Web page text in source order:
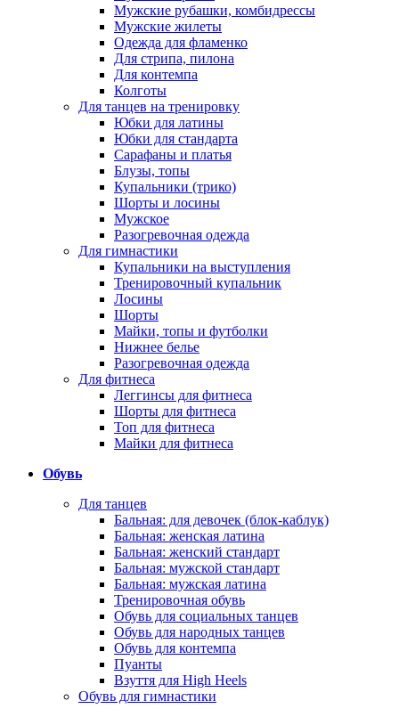
Мужские рубашки, комбидрессы
Мужские жилеты
Одежда для фламенко
Для стрипа, пилона
Для контемпа
Колготы
Для танцев на тренировку
Юбки для латины
Юбки для стандарта
Сарафаны и платья
Блузы, топы
Купальники (трико)
Шорты и лосины
Мужское
Разогревочная одежда
Для гимнастики
Купальники на выступления
Тренировочный купальник
Лосины
Шорты
Майки, топы и футболки
Нижнее белье
Разогревочная одежда
Для фитнеса
Леггинсы для фитнеса
Шорты для фитнеса
Топ для фитнеса
Майки для фитнеса
Обувь
Для танцев
Бальная: для девочек (блок-каблук)
Бальная: женская латина
Бальная: женский стандарт
Бальная: мужской стандарт
Бальная: мужская латина
Тренировочная обувь
Обувь для социальных танцев
Обувь для народных танцев
Обувь для контемпа
Пуанты
Взуття для High Heels
Обувь для гимнастики